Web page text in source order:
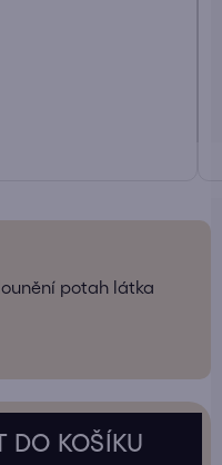
potah látka